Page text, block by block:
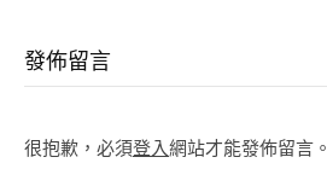
發佈留言
很抱歉，必須登入網站才能發佈留言。